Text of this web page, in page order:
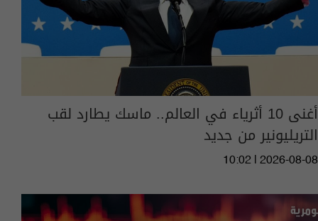
أغنى 10 أثرياء في العالم.. ماسك يطارد لقب
التريليونير من جديد
10:02 | 2026-08-08